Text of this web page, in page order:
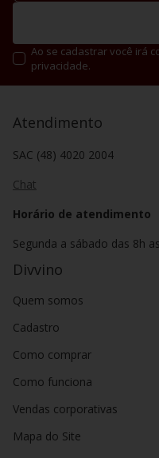
Ao se cadastrar você irá
privacidade.
Atendimento
SAC (48) 4020 2004
Chat
Horário de atendimento
Segunda a sábado das 8h
Divvino
Quem somos
Cadastro
Como comprar
Como funciona
Vendas corporativas
Mapa do Site